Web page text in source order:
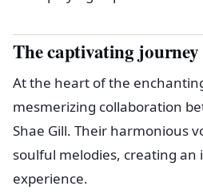
The captivating journey
At the heart of the
mesmerizing collaboration
Shae Gill. Their harmonious
soulful melodies, creating an
experience.